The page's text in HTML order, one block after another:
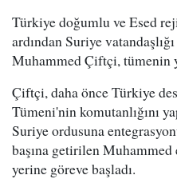
Türkiye doğumlu ve Esed
ardından Suriye
Muhammed Çiftçi, tümenin
Çiftçi, daha önce Türkiye
Tümeni'nin komutanlığını
Suriye ordusuna
başına getirilen
yerine göreve başladı.